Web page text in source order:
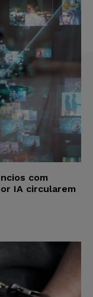
com
IA circularem